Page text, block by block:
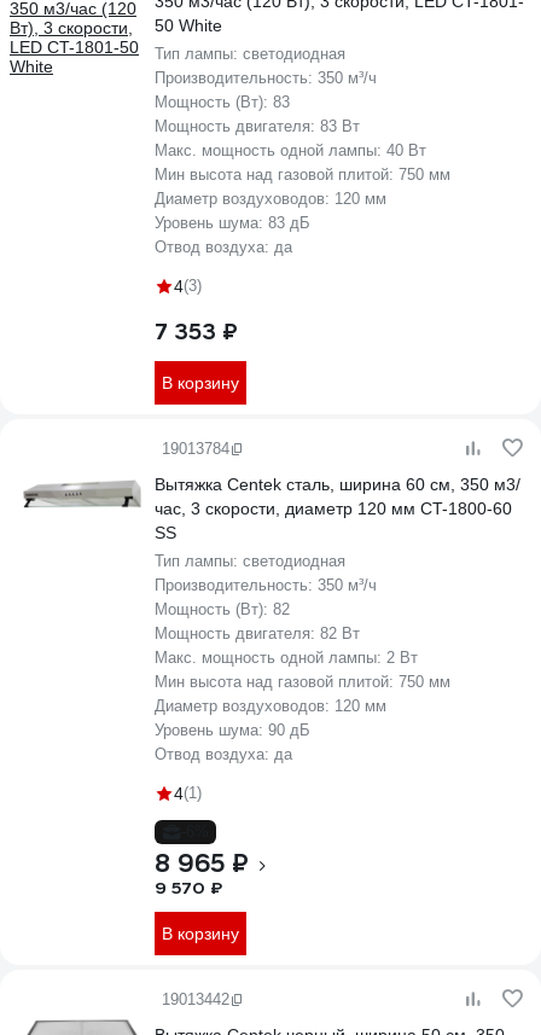
50 White
Тип лампы: светодиодная
Производительность: 350 м³/ч
Мощность (Вт): 83
Мощность двигателя: 83 Вт
Макс. мощность одной лампы: 40 Вт
Мин высота над газовой плитой: 750 мм
Диаметр воздуховодов: 120 мм
Уровень шума: 83 дБ
Отвод воздуха: да
4(3)
7 353 ₽
В корзину
19013784
Вытяжка Centek сталь, ширина 60 см, 350 м3/
час, 3 скорости, диаметр 120 мм CT-1800-60
SS
Тип лампы: светодиодная
Производительность: 350 м³/ч
Мощность (Вт): 82
Мощность двигателя: 82 Вт
Макс. мощность одной лампы: 2 Вт
Мин высота над газовой плитой: 750 мм
Диаметр воздуховодов: 120 мм
Уровень шума: 90 дБ
Отвод воздуха: да
4(1)
8 965 ₽
9 570 ₽
В корзину
19013442